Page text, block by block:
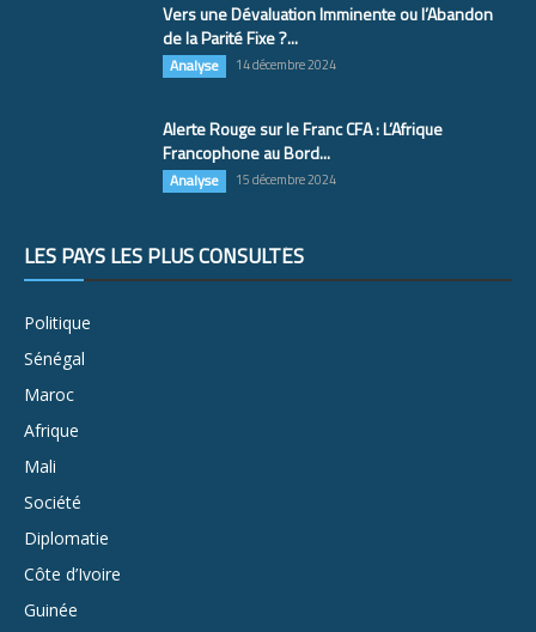
Vers une Dévaluation Imminente ou l’Abandon
de la Parité Fixe ?...
Analyse 14 décembre 2024
Alerte Rouge sur le Franc CFA : L’Afrique
Francophone au Bord...
Analyse 15 décembre 2024
LES PAYS LES PLUS CONSULTÉS
Politique
Sénégal
Maroc
Afrique
Mali
Société
Diplomatie
Côte d’Ivoire
Guinée